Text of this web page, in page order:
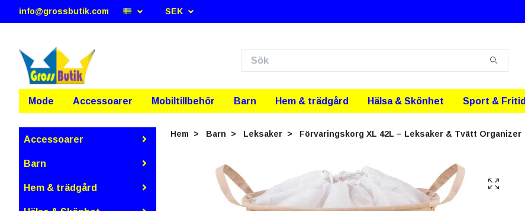
info@grossbutik.com SEK
Mode Accessoarer Mobiltillbehör Barn Hem & trädgård Hälsa & Skönhet Sport & Fritid
Accessoarer
Barn
Hem & trädgård
Hem Barn Leksaker Förvaringskorg XL 42L – Leksaker & Tvätt Organizer